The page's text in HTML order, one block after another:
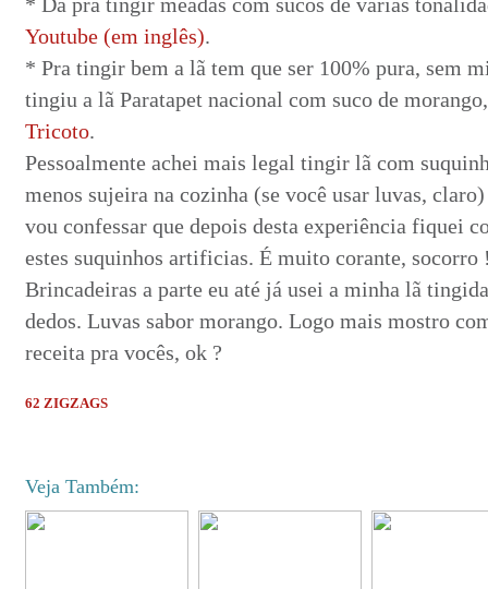
Youtube (em inglês).
* Pra tingir bem a lã tem que ser 100% pura, sem
tingiu a lã Paratapet nacional com suco de
Tricoto.
Pessoalmente achei mais legal tingir lã com
menos sujeira na cozinha (se você usar luvas,
vou confessar que depois desta experiência fiquei
estes suquinhos artificias. É muito corante, socorro
Brincadeiras a parte eu até já usei a minha lã
dedos. Luvas sabor morango. Logo mais mostro
receita pra vocês, ok ?
62 ZIGZAGS
Veja Também: